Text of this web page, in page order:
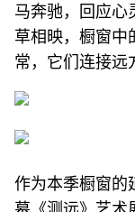
马奔驰，回应心
草相映，橱窗中
常，它们连接远
作为本季橱窗的